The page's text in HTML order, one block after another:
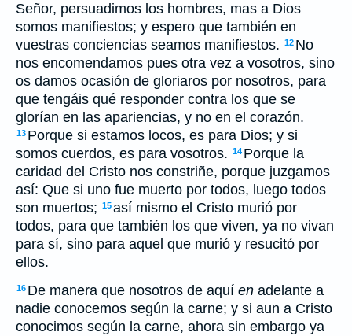
Señor, persuadimos los hombres, mas a Dios
somos manifiestos; y espero que también en
vuestras conciencias seamos manifiestos. 12 No
nos encomendamos pues otra vez a vosotros, sino
os damos ocasión de gloriaros por nosotros, para
que tengáis qué responder contra los que se
glorían en las apariencias, y no en el corazón.
13 Porque si estamos locos, es para Dios; y si
somos cuerdos, es para vosotros. 14 Porque la
caridad del Cristo nos constriñe, porque juzgamos
así: Que si uno fue muerto por todos, luego todos
son muertos; 15así mismo el Cristo murió por
todos, para que también los que viven, ya no vivan
para sí, sino para aquel que murió y resucitó por
ellos.
16 De manera que nosotros de aquí en adelante a
nadie conocemos según la carne; y si aun a Cristo
conocimos según la carne, ahora sin embargo ya